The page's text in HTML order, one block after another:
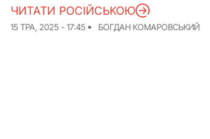
Інтерв’ю
15 ТРА, 2025 - 17:45 БОГДАН КОМАРОВСЬКИЙ
ЧИТАТИ РОСІЙСЬКОЮ